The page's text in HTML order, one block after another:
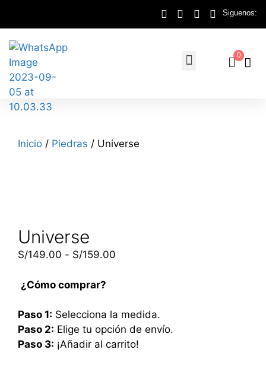
Siguenos:
0
Inicio / Piedras / Universe
Universe
S/149.00 - S/159.00
¿Cómo comprar?
Paso 1: Selecciona la medida.
Paso 2: Elige tu opción de envío.
Paso 3: ¡Añadir al carrito!